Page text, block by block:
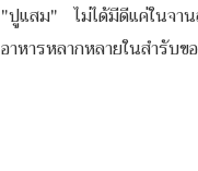
"ปูแสม" ไม่ได้มีดีแค่ในจา
อาหารหลากหลายในสำรับข